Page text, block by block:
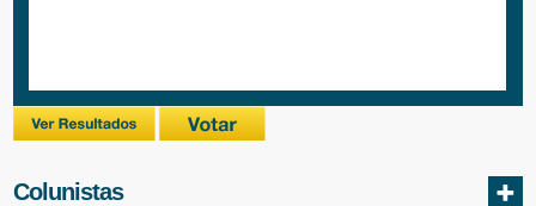
Colunistas